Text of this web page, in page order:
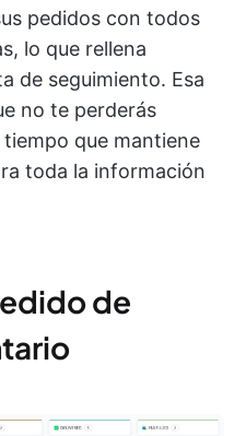
pedidos con todos
lo que rellena
de seguimiento. Esa
no te perderás
que mantiene
toda la información
de